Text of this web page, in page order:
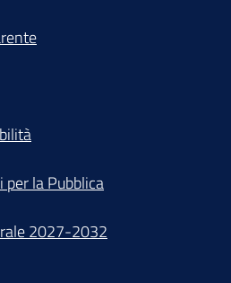
la Pubblica
2027-2032